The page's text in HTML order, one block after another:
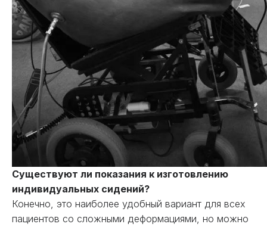
Существуют ли показания к изготовлению
индивидуальных сидений?
Конечно, это наиболее удобный вариант для всех
пациентов со сложными деформациями, но можно